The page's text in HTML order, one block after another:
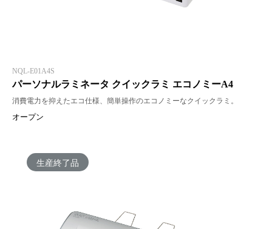
NQL-E01A4S
パーソナルラミネータ クイックラミ エコノミーA4
消費電力を抑えたエコ仕様、簡単操作のエコノミーなクイックラミ。
オープン
生産終了品